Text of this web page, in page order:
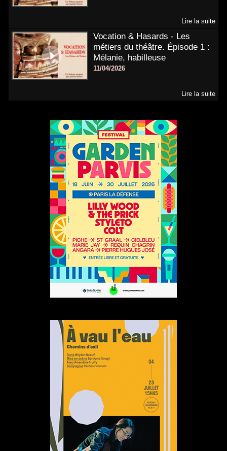
Lire la suite
Vocation & Hasards - Les
métiers du théâtre. Épisode 1 :
Mélanie, habilleuse
11/04/2026
Lire la suite